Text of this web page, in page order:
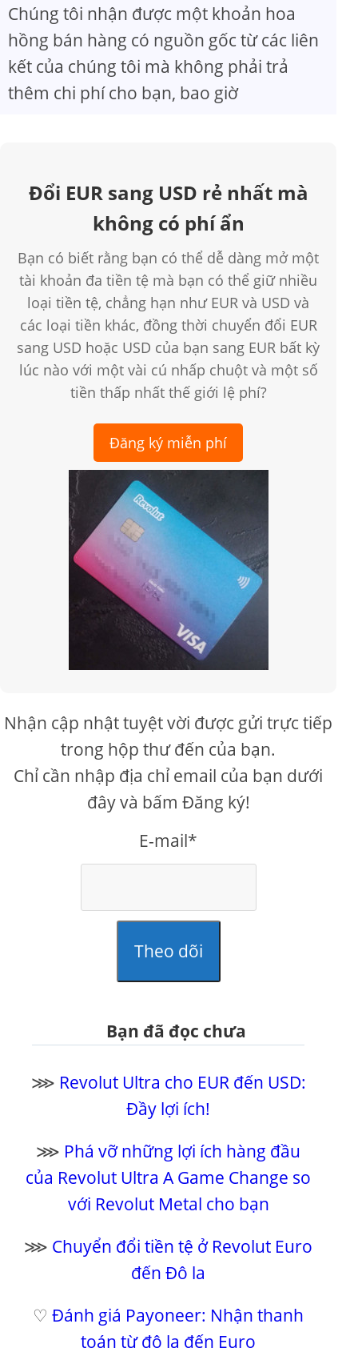
Chúng tôi nhận được một khoản hoa
hồng bán hàng có nguồn gốc từ các liên
kết của chúng tôi mà không phải trả
thêm chi phí cho bạn, bao giờ
Đổi EUR sang USD rẻ nhất mà
không có phí ẩn
Bạn có biết rằng bạn có thể dễ dàng mở một
tài khoản đa tiền tệ mà bạn có thể giữ nhiều
loại tiền tệ, chẳng hạn như EUR và USD và
các loại tiền khác, đồng thời chuyển đổi EUR
sang USD hoặc USD của bạn sang EUR bất kỳ
lúc nào với một vài cú nhấp chuột và một số
tiền thấp nhất thế giới lệ phí?
Đăng ký miễn phí
Nhận cập nhật tuyệt vời được gửi trực tiếp
trong hộp thư đến của bạn.
Chỉ cần nhập địa chỉ email của bạn dưới
đây và bấm Đăng ký!
E-mail*
Theo dõi
Bạn đã đọc chưa
⋙ Revolut Ultra cho EUR đến USD:
Đầy lợi ích!
⋙ Phá vỡ những lợi ích hàng đầu
của Revolut Ultra A Game Change so
với Revolut Metal cho bạn
⋙ Chuyển đổi tiền tệ ở Revolut Euro
đến Đô la
♡Đánh giá Payoneer: Nhận thanh
toán từ đô la đến Euro